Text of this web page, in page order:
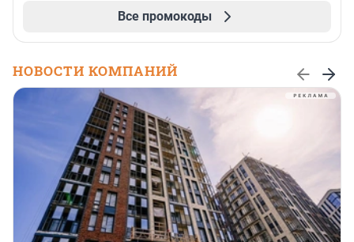
Все промокоды
НОВОСТИ КОМПАНИЙ